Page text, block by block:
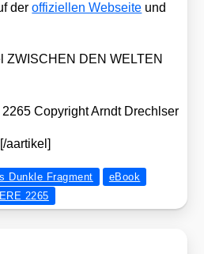
deroffi­zi­el­len Web­sei­te und
ZWISCHEN DEN WELTEN
Co­py­right Arndt Drechlser
aartikel]
Dunkle Fragment
eBook
2265